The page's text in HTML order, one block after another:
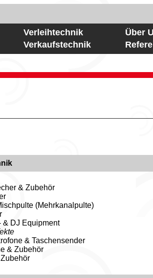
Verleihtechnik
Über
Verkaufstechnik
& Zubehör
(Mehrkanalpulte)
& DJ Equipment
& Taschensender
& Zubehör